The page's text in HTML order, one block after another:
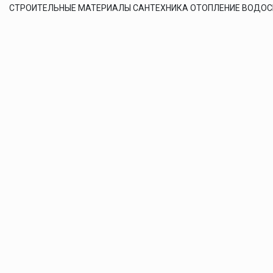
СТРОИТЕЛЬНЫЕ МАТЕРИАЛЫ САНТЕХНИКА ОТОПЛЕНИЕ